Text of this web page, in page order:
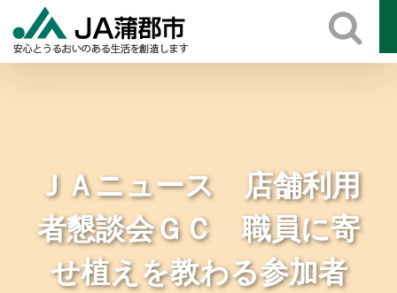
ＪＡニュース 店舗利用
者懇談会ＧＣ 職員に寄
せ植えを教わる参加者